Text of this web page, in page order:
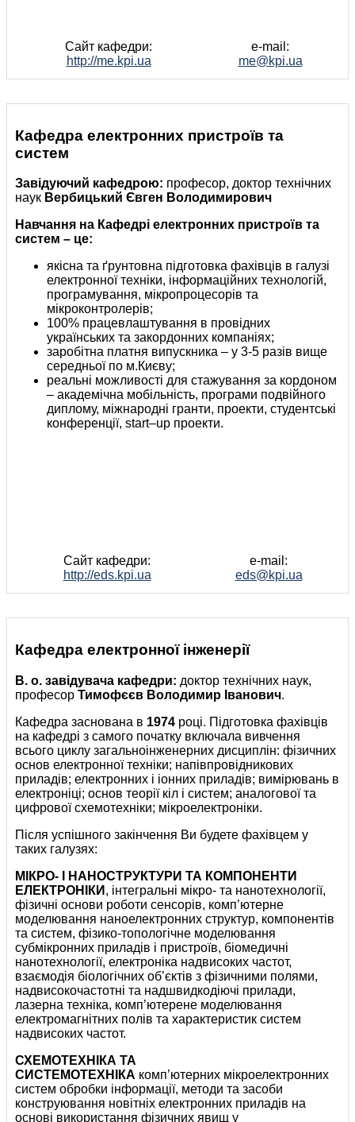
Сайт кафедри:
http://me.kpi.ua
e-mail:
me@kpi.ua
Кафедра електронних пристроїв та
систем
Завiдуючий кафедрою: професор, доктор технічних
наук Вербицький Євген Володимирович
Навчання на Кафедрі електронних пристроїв та
систем – це:
якісна та ґрунтовна підготовка фахівців в галузі
електронної техніки, інформаційних технологій,
програмування, мікропроцесорів та
мікроконтролерів;
100% працевлаштування в провідних
українських та закордонних компаніях;
заробітна платня випускника – у 3-5 разів вище
середньої по м.Києву;
реальні можливості для стажування за кордоном
– академічна мобільність, програми подвійного
диплому, міжнародні гранти, проекти, студентські
конференції, start–up проекти.
Сайт кафедри:
http://eds.kpi.ua
e-mail:
eds@kpi.ua
Кафедра електронної інженерії
В. о. завідувача кафедри: доктор технiчних наук,
професор Тимофєєв Володимир Iванович.
Кафедра заснована в 1974 році. Підготовка фахівців
на кафедрі з самого початку включала вивчення
всього циклу загальноінженерних дисциплін: фізичних
основ електронної техніки; напівпровідникових
приладів; електронних і іонних приладів; вимірювань в
електроніці; основ теорії кіл і систем; аналогової та
цифрової схемотехніки; мікроелектроніки.
Після успішного закінчення Ви будете фахівцем у
таких галузях:
МІКРО- І НАНОСТРУКТУРИ ТА КОМПОНЕНТИ
ЕЛЕКТРОНІКИ , інтегральні мікро- та нанотехнології,
фізичні основи роботи сенсорів, комп’ютерне
моделювання наноелектронних структур, компонентів
та систем, фізико-топологічне моделювання
субмікронних приладів і пристроїв, біомедичні
нанотехнології, електроніка надвисоких частот,
взаємодія біологічних об’єктів з фізичними полями,
надвисокочастотні та надшвидкодіючі прилади,
лазерна техніка, комп’ютерене моделювання
електромагнітних полів та характеристик систем
надвисоких частот.
СХЕМОТЕХНІКА ТА
СИСТЕМОТЕХНІКА комп’ютерних мікроелектронних
систем обробки інформації, методи та засоби
конструювання новітніх електронних приладів на
основі використання фізичних явищ у